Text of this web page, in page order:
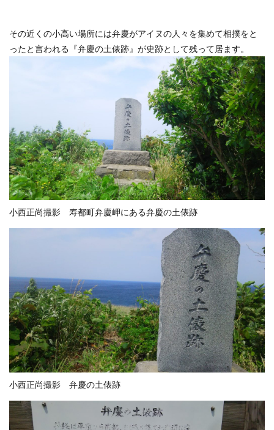
その近くの小高い場所には弁慶がアイヌの人々を集めて相撲をと
ったと言われる『弁慶の土俵跡』が史跡として残って居ます。
小西正尚撮影 寿都町弁慶岬にある弁慶の土俵跡
小西正尚撮影 弁慶の土俵跡